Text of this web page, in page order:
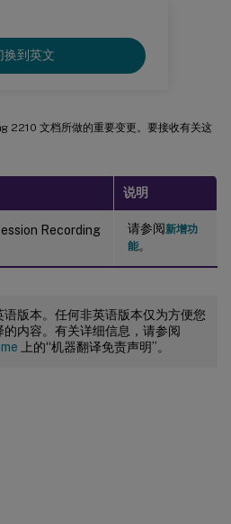
换到英文
2210 文档所做的重要变更。要接收有关这
说明
Recording
请参阅新增功
能。
版本。任何非英语版本仅为方便您
内容。有关详细信息，请参阅
上的“机器翻译免责声明”。